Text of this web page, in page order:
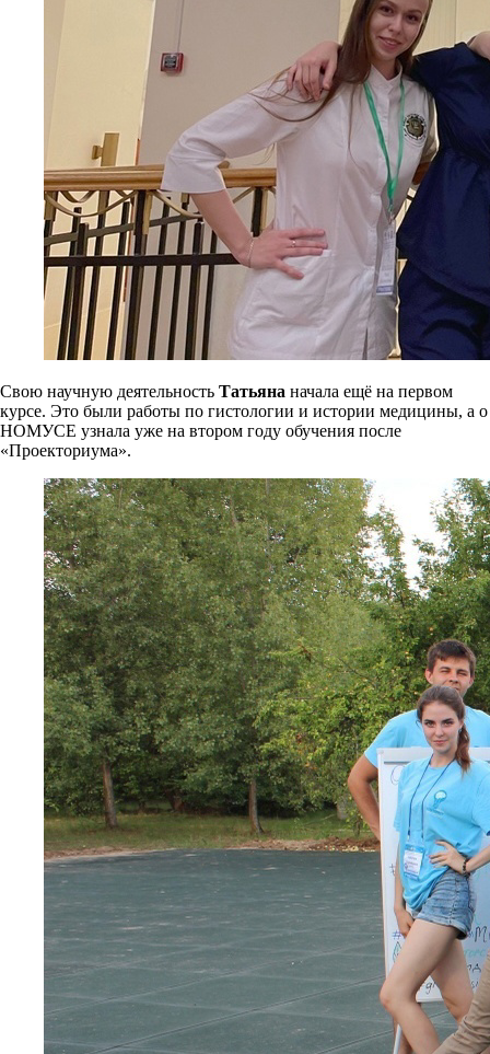
Свою научную деятельность Татьяна начала ещё на первом
курсе. Это были работы по гистологии и истории медицины, а о
НОМУСЕ узнала уже на втором году обучения после
«Проекториума».